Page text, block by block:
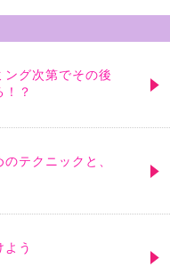
グ次第でその後
？
テクニックと、
う